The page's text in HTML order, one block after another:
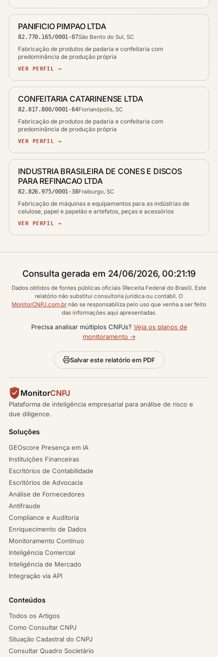
PANIFICIO PIMPAO LTDA
82.770.165/0001-07São Bento do Sul, SC
Fabricação de produtos de padaria e confeitaria com
predominância de produção própria
VER PERFIL →
CONFEITARIA CATARINENSE LTDA
82.817.800/0001-64Florianópolis, SC
Fabricação de produtos de padaria e confeitaria com
predominância de produção própria
VER PERFIL →
INDUSTRIA BRASILEIRA DE CONES E DISCOS
PARA REFINACAO LTDA
82.826.975/0001-38Fraiburgo, SC
Fabricação de máquinas e equipamentos para as indústrias de
celulose, papel e papelão e artefatos, peças e acessórios
VER PERFIL →
Consulta gerada em 24/06/2026, 00:21:19
Dados obtidos de fontes públicas oficiais (Receita Federal do Brasil). Este
relatório não substitui consultoria jurídica ou contábil. O
MonitorCNPJ.com.br não se responsabiliza pelo uso que venha a ser feito
das informações aqui apresentadas.
Precisa analisar múltiplos CNPJs? Veja os planos de
monitoramento →
Salvar este relatório em PDF
MonitorCNPJ
Plataforma de inteligência empresarial para análise de risco e
due diligence.
Soluções
GEOscore Presença em IA
Instituições Financeiras
Escritórios de Contabilidade
Escritórios de Advocacia
Análise de Fornecedores
Antifraude
Compliance e Auditoria
Enriquecimento de Dados
Monitoramento Contínuo
Inteligência Comercial
Inteligência de Mercado
Integração via API
Conteúdos
Todos os Artigos
Como Consultar CNPJ
Situação Cadastral do CNPJ
Consultar Quadro Societário